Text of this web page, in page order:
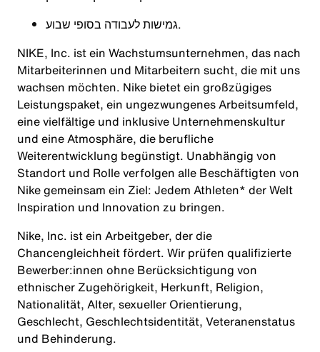
גמישות לעבודה בסופי שבוע.
NIKE, Inc. ist ein Wachstumsunternehmen, das nach
Mitarbeiterinnen und Mitarbeitern sucht, die mit uns
wachsen möchten. Nike bietet ein großzügiges
Leistungspaket, ein ungezwungenes Arbeitsumfeld,
eine vielfältige und inklusive Unternehmenskultur
und eine Atmosphäre, die berufliche
Weiterentwicklung begünstigt. Unabhängig von
Standort und Rolle verfolgen alle Beschäftigten von
Nike gemeinsam ein Ziel: Jedem Athleten* der Welt
Inspiration und Innovation zu bringen.
Nike, Inc. ist ein Arbeitgeber, der die
Chancengleichheit fördert. Wir prüfen qualifizierte
Bewerber:innen ohne Berücksichtigung von
ethnischer Zugehörigkeit, Herkunft, Religion,
Nationalität, Alter, sexueller Orientierung,
Geschlecht, Geschlechtsidentität, Veteranenstatus
und Behinderung.